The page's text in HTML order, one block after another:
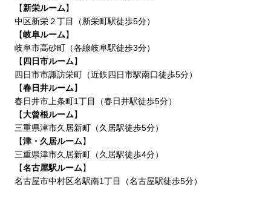
【新栄ルーム】
中区新栄２丁目（新栄町駅徒歩5分）
【岐阜ルーム】
岐阜市高砂町（各線岐阜駅徒歩3分）
【 四日市ルーム】
四日市市諏訪栄町（近鉄四日市駅南口徒歩5分）
【春日井ルーム】
春日井市上条町1丁目（春日井駅徒歩5分）
【大曾根ルーム】
三重県津市久居新町（久居駅徒歩5分）
【津・久居ルーム】
三重県津市久居新町（久居駅徒歩4分）
【名古屋駅ルーム】
名古屋市中村区名駅南1丁目（名古屋駅徒歩5分）